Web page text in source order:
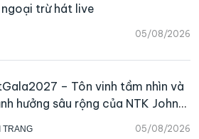
05/08/2026
trừ hát live
TRANG 05/08/2026
– Tôn vinh tầm nhìn và
hưởng sâu rộng của NTK John